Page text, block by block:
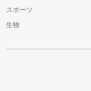
スポーツ
生物